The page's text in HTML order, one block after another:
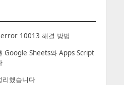
10013 해결 방법
Google Sheets와 Apps Script
리했습니다